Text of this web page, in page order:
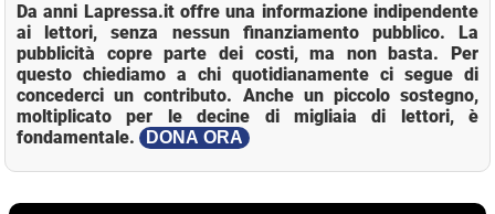
Da anni Lapressa.it offre una informazione indipendente
ai lettori, senza nessun finanziamento pubblico. La
pubblicità copre parte dei costi, ma non basta. Per
questo chiediamo a chi quotidianamente ci segue di
concederci un contributo. Anche un piccolo sostegno,
moltiplicato per le decine di migliaia di lettori, è
fondamentale.
DONA ORA